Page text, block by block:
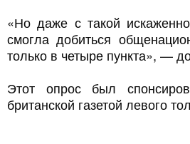
«Но даже с такой
смогла добиться
только в четыре пункта», —
Этот опрос был
британской газетой левого